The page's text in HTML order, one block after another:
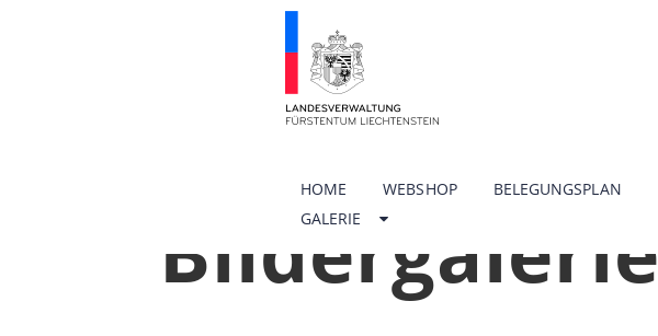
HOME WEBSHOP BELEGUNGSPLAN
GALERIE
Bildergalerie